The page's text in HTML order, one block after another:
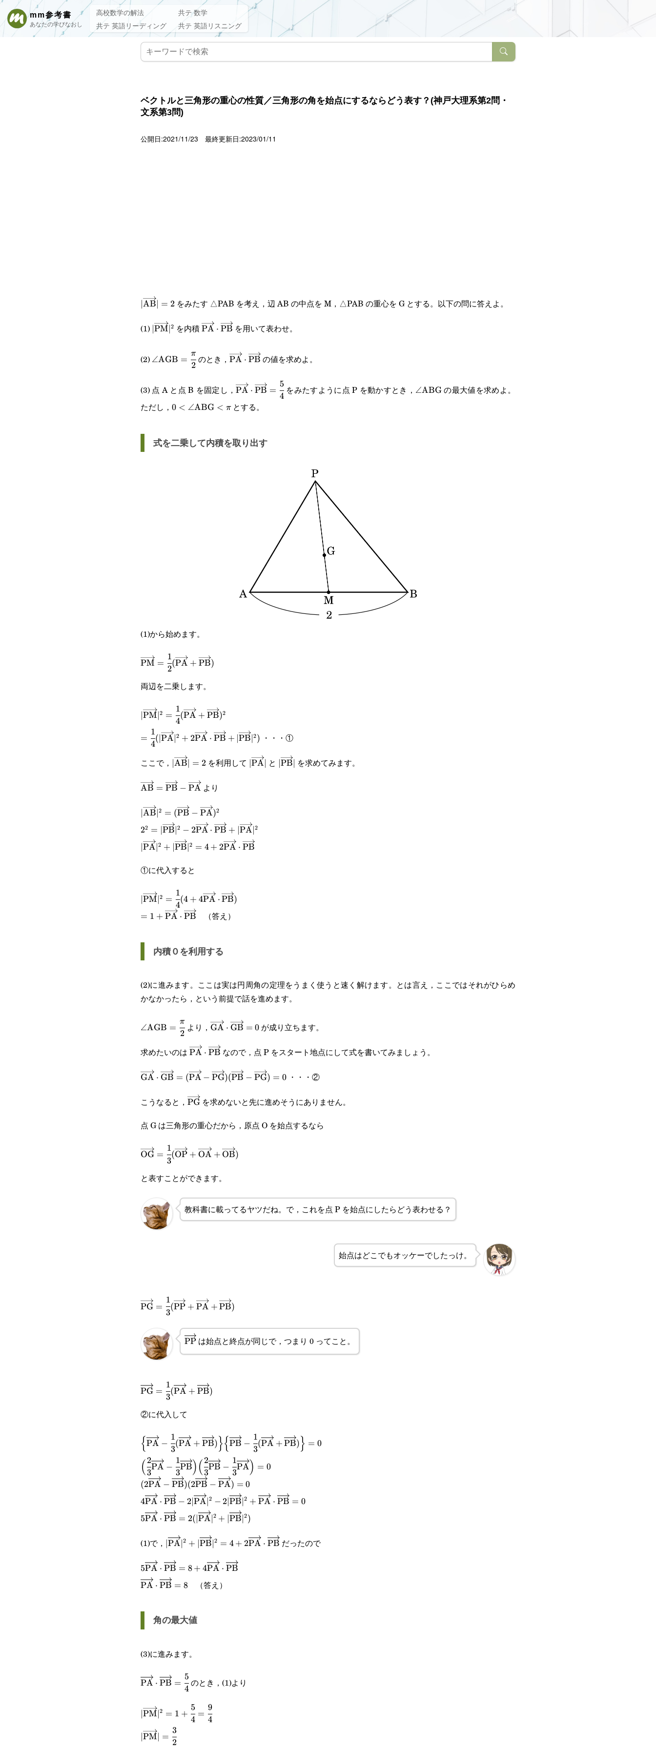
mm参考書
あなたの学びなおし
高校数学の解法
共テ 数学
共テ 英語リーディング
共テ 英語リスニング
ベクトルと三角形の重心の性質／三角形の角を始点にするならどう表す？(神戸大理系第2問・
文系第3問)
公開日:2021/11/23 最終更新日:2023/01/11
|\overrightarrow{\text{AB}}|=2
AB = 2 をみたす △PAB を考え，辺 AB の中点を M，△PAB の重心を G とする。以下の問に答えよ。
(1) |\overrightarrow{\text{PM}}|^2
PM 2 を内積\overrightarrow{\text{PA}}\cdot\overrightarrow{\text{PB}}
PA ⋅ PB を用いて表わせ。
(2)
\angle\text{AGB}=\cfrac{\pi}
∠AGB =
2
πのとき， \overrightarrow{\text{PA}}\cdot\overrightarrow{\text{PB}}
PA ⋅ PB の値を求めよ。
(3) 点 A と点 B を固定し，\overrightarrow{\text{PA}}\cdot\overrightarrow{\text{PB}}=\cfrac{5}
PA ⋅ PB =
4
5
をみたすように点 P を動かすとき， \angle\text{ABG}
∠ABGの最大値を求めよ。
ただし， 0<\angle\text{ABG}
0 < ∠ABG < πとする。
式を二乗して内積を取り出す
(1)から始めます。
\overrightarrow{\text{PM}}=\cfrac{1}{2}
(\overrightarrow{\text{PA}}+\overrightarrow{\text{PB}})
PM =
2
1
(PA + PB)
両辺を二乗します。
|\overrightarrow{\text{PM}}|^2=\cfrac{1}{4}
(\overrightarrow{\text{PA}}+\overrightarrow{\text{PB}})^2
PM 2 =
4
1
(PA + PB)2
=\cfrac{1}{4}
=
4
1
( PA 2 + 2PA ⋅ PB + ∣PB ∣2) ・・・①
ここで， |\overrightarrow{\text{AB}}|=2
AB = 2 を利用して |\overrightarrow{\text{PA}}|
PA と |\overrightarrow{\text{PB}}|
PB を求めてみます。
\overrightarrow{\text{AB}}=\overrightarrow{\text{PB}}-
\overrightarrow{\text{PA}}
AB = PB − PA より
|\overrightarrow{\text{AB}}|^2=
(\overrightarrow{\text{PB}}-
\overrightarrow{\text{PA}})^2
AB 2 = (PB − PA)2
2^2=|\overrightarrow{\text{PB}}|^2-
2\overrightarrow{\text{PA}}\cdot\overrightarrow{\text{PB}}+|\overrightarrow{\text{PA}}|^2
22 = PB 2 − 2PA ⋅ PB + ∣PA ∣2
PA 2 + PB 2 = 4 + 2PA ⋅ PB
①に代入すると
|\overrightarrow{\text{PM}}|^2=\cfrac{1}{4}
(4+4\overrightarrow{\text{PA}}\cdot\overrightarrow{\text{PB}})
PM 2 =
4
1
(4 + 4PA ⋅ PB)
=1+\overrightarrow{\text{PA}}\cdot\overrightarrow{\text{PB}}
= 1 + PA ⋅ PB （答え）
内積０を利用する
(2)に進みます。ここは実は円周角の定理をうまく使うと速く解けます。とは言え，ここではそれがひらめ
かなかったら，という前提で話を進めます。
\angle\text{AGB}=\cfrac{\pi}
∠AGB =
2
πより， \overrightarrow{\text{GA}}\cdot\overrightarrow{\text{GB}}=0
GA ⋅ GB = 0 が成り立ちます。
求めたいのは \overrightarrow{\text{PA}}\cdot\overrightarrow{\text{PB}}
PA ⋅ PB なので，点 P をスタート地点にして式を書いてみましょう。
\overrightarrow{\text{GA}}\cdot\overrightarrow{\text{GB}}=
(\overrightarrow{\text{PA}}-\overrightarrow{\text{PG}})
GA ⋅ GB = (PA − PG)(PB − PG) = 0・・・②
こうなると， \overrightarrow{\text{PG}}
PG を求めないと先に進めそうにありません。
点 G は三角形の重心だから，原点 O を始点するなら
\overrightarrow{\text{OG}}=\cfrac{1}{3}
(\overrightarrow{\text{OP}}+\overrightarrow{\text{OA}}+\overrightarrow{\text{OB}})
OG =
3
1
(OP + OA + OB)
と表すことができます。
教科書に載ってるヤツだね。で，これを点 P を始点にしたらどう表わせる？
始点はどこでもオッケーでしたっけ。
\overrightarrow{\text{PG}}=\cfrac{1}{3}
(\overrightarrow{\text{PP}}+\overrightarrow{\text{PA}}+\overrightarrow{\text{PB}})
PG =
3
1
(PP + PA + PB)
\overrightarrow{\text{PP}}
PP は始点と終点が同じで，つまり 0 ってこと。
\overrightarrow{\text{PG}}=\cfrac{1}{3}
(\overrightarrow{\text{PA}}+\overrightarrow{\text{PB}})
PG =
3
1
(PA + PB)
②に代入して
\Big\{\overrightarrow{\text{PA}}-\cfrac{1}{3}
(\overrightarrow{\text{PA}}+\overrightarrow{\text{PB}})\Big\}\Big\
{\overrightarrow{\text{PB}}-\cfrac{1}{3}
(\overrightarrow{\text{PA}}+\overrightarrow{\text{PB}})\Big\}=0
{PA −
3
1
(PA + PB) }{PB −
3
1
(PA + PB) } = 0
\Big(\cfrac{2}{3}\overrightarrow{\text{PA}}-
\cfrac{1}
{3}\overrightarrow{\text{PB}}\Big)\Big(\cfrac{2}
{3}\overrightarrow{\text{PB}}-\cfrac{1}
(3
2
PA −
3
1
PB)(3
2
PB −
3
1
PA) = 0
(2\overrightarrow{\text{PA}}-
\overrightarrow{\text{PB}})
(2\overrightarrow{\text{PB}}-
\overrightarrow{\text{PA}})=0
(2PA − PB)(2PB − PA) = 0
4\overrightarrow{\text{PA}}\cdot\overrightarrow{\text{PB}}-2|\overrightarrow{\text{PA}}|^2-
2|\overrightarrow{\text{PB}}|^2+\overrightarrow{\text{PA}}\cdot\overrightarrow{\text{PB}}=0
4PA ⋅ PB − 2∣PA∣2 − 2∣PB∣2 + PA ⋅ PB = 0
5PA ⋅ PB = 2(∣PA∣2 + ∣PB∣2)
(1)で， ∣PA∣2 + ∣PB∣2 = 4 + 2PA ⋅ PB だったので
5\overrightarrow{\text{PA}}\cdot\overrightarrow{\text{PB}}=8+4\overrightarrow{\text{PA}}\cdot\overrightarrow{\text{PB}}
5PA ⋅ PB = 8 + 4PA ⋅ PB
\overrightarrow{\text{PA}}\cdot\overrightarrow{\text{PB}}=8
PA ⋅ PB = 8（答え）
角の最大値
(3)に進みます。
\overrightarrow{\text{PA}}\cdot\overrightarrow{\text{PB}}=\cfrac{5}
PA ⋅ PB =
4
5
のとき，(1)より
|\overrightarrow{\text{PM}}|^2=1+\cfrac{5}
{4}=\cfrac{9}{4}
∣PM∣2 = 1 +
4
5
=
4
9
|\overrightarrow{\text{PM}}|=\cfrac{3}
∣PM∣ =
2
3